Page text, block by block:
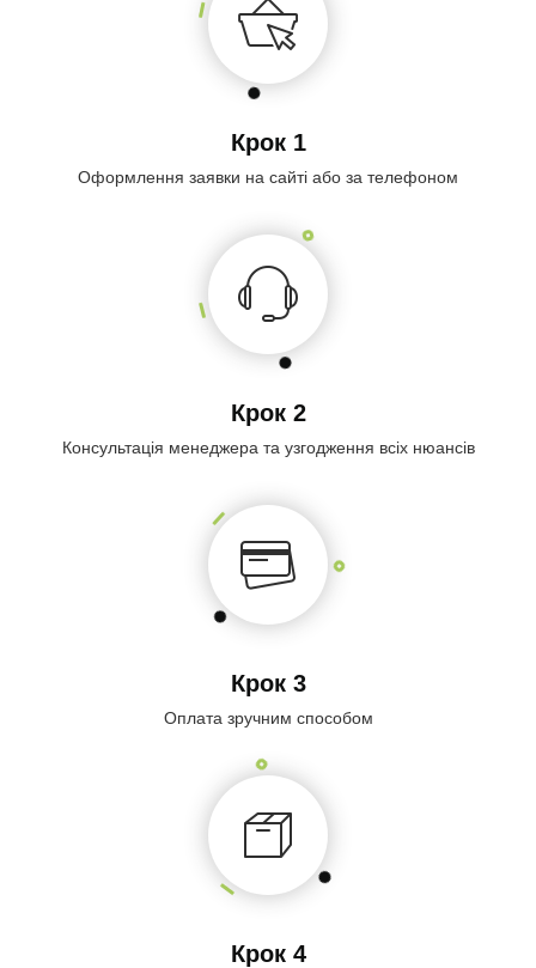
Крок 1
Оформлення заявки на сайті або за телефоном
Крок 2
Консультація менеджера та узгодження всіх нюансів
Крок 3
Оплата зручним способом
Крок 4